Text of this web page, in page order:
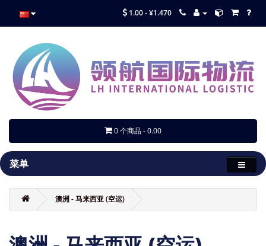
1.00 - ¥1.470
0 个商品 - 0.00
菜单
澳洲 - 马来西亚 (空运)